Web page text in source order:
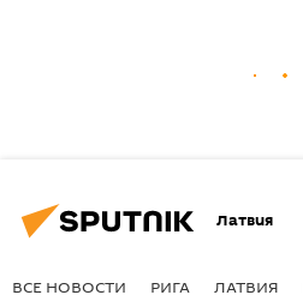
Латвия
ВСЕ НОВОСТИ РИГА ЛАТВИЯ